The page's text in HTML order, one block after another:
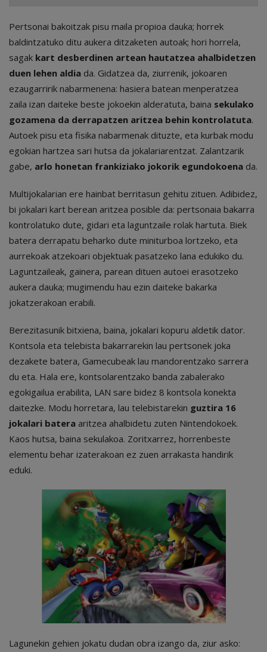
Pertsonai bakoitzak pisu maila propioa dauka; horrek
baldintzatuko ditu aukera ditzaketen autoak; hori horrela,
sagak kart desberdinen artean hautatzea ahalbidetzen
duen lehen aldia da. Gidatzea da, ziurrenik, jokoaren
ezaugarririk nabarmenena: hasiera batean menperatzea
zaila izan daiteke beste jokoekin alderatuta, baina sekulako
gozamena da derrapatzen aritzea behin kontrolatuta.
Autoek pisu eta fisika nabarmenak dituzte, eta kurbak modu
egokian hartzea sari hutsa da jokalariarentzat. Zalantzarik
gabe, arlo honetan frankiziako jokorik egundokoena da.
Multijokalarian ere hainbat berritasun gehitu zituen. Adibidez,
bi jokalari kart berean aritzea posible da: pertsonaia bakarra
kontrolatuko dute, gidari eta laguntzaile rolak hartuta. Biek
batera derrapatu beharko dute miniturboa lortzeko, eta
aurrekoak atzekoari objektuak pasatzeko lana edukiko du.
Laguntzaileak, gainera, parean dituen autoei erasotzeko
aukera dauka; mugimendu hau ezin daiteke bakarka
jokatzerakoan erabili.
Berezitasunik bitxiena, baina, jokalari kopuru aldetik dator.
Kontsola eta telebista bakarrarekin lau pertsonek joka
dezakete batera, Gamecubeak lau mandorentzako sarrera
du eta. Hala ere, kontsolarentzako banda zabalerako
egokigailua erabilita, LAN sare bidez 8 kontsola konekta
daitezke. Modu horretara, lau telebistarekin guztira 16
jokalari batera aritzea ahalbidetu zuten Nintendokoek.
Kaos hutsa, baina sekulakoa. Zoritxarrez, horrenbeste
elementu behar izaterakoan ez zuen arrakasta handirik
eduki.
Lagunekin gehien jokatu dudan obra izango da, ziur asko: